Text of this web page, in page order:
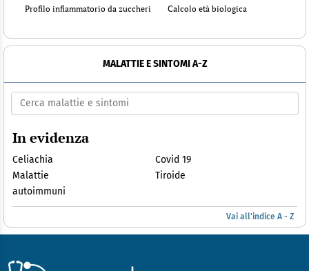
Profilo infiammatorio da zuccheri Calcolo età biologica
MALATTIE E SINTOMI A-Z
In evidenza
Celiachia
Covid 19
Malattie
autoimmuni
Tiroide
Vai all'indice A - Z